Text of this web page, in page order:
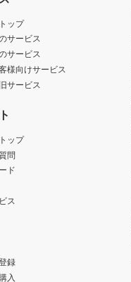
ップ
サービス
サービス
様向けサービス
サービス
ップ
問
ド
ス
録
入